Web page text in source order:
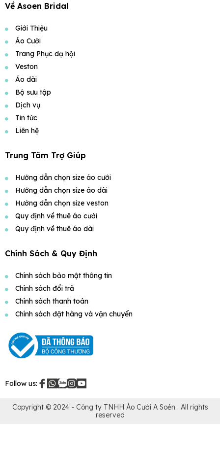
Về Asoen Bridal
Giới Thiệu
Áo Cưới
Trang Phục dạ hội
Veston
Áo dài
Bộ sưu tập
Dịch vụ
Tin tức
Liên hệ
Trung Tâm Trợ Giúp
Hướng dẫn chọn size áo cưới
Hướng dẫn chọn size áo dài
Hướng dẫn chọn size veston
Quy định về thuê áo cưới
Quy định về thuê áo dài
Chính Sách & Quy Định
Chính sách bảo mật thông tin
Chính sách đổi trả
Chính sách thanh toán
Chính sách đặt hàng và vận chuyển
Follow us:
Copyright © 2024 - Công ty TNHH Áo Cưới A Soẻn . All rights
reserved